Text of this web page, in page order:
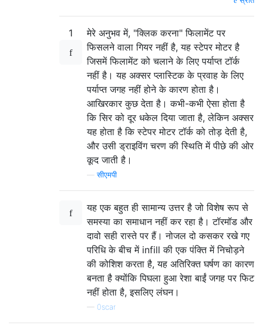
1
मेरे अनुभव में, "क्लिक करना" फिलामेंट पर
फिसलने वाला गियर नहीं है, यह स्टेपर मोटर है
जिसमें फिलामेंट को चलाने के लिए पर्याप्त टॉर्क
नहीं है। यह अक्सर प्लास्टिक के प्रवाह के लिए
पर्याप्त जगह नहीं होने के कारण होता है।
आखिरकार कुछ देता है। कभी-कभी ऐसा होता है
कि सिर को दूर धकेल दिया जाता है, लेकिन अक्सर
यह होता है कि स्टेपर मोटर टॉर्क को तोड़ देती है,
और उसी ड्राइविंग चरण की स्थिति में पीछे की ओर
कूद जाती है।
—सीएमपी
यह एक बहुत ही सामान्य उत्तर है जो विशेष रूप से
समस्या का समाधान नहीं कर रहा है। टॉरमॉड और
दावो सही रास्ते पर हैं। नोजल दो कसकर रखे गए
परिधि के बीच में infill की एक पंक्ति में निचोड़ने
की कोशिश करता है, यह अतिरिक्त घर्षण का कारण
बनता है क्योंकि पिघला हुआ रेशा बाईं जगह पर फिट
नहीं होता है, इसलिए लंघन।
— 0scar